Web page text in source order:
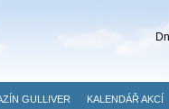
GULLIVER KALENDÁŘ AKCÍ